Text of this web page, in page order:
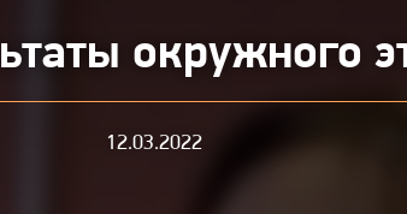
окружного
12.03.2022